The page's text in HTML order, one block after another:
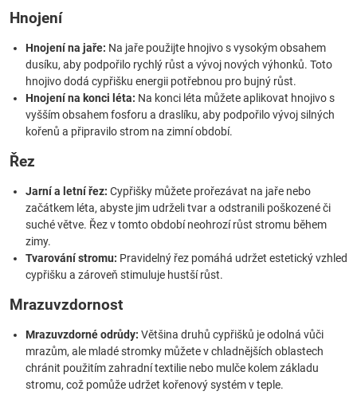
Hnojení
Hnojení na jaře: Na jaře použijte hnojivo s vysokým obsahem
dusíku, aby podpořilo rychlý růst a vývoj nových výhonků. Toto
hnojivo dodá cypřišku energii potřebnou pro bujný růst.
Hnojení na konci léta: Na konci léta můžete aplikovat hnojivo s
vyšším obsahem fosforu a draslíku, aby podpořilo vývoj silných
kořenů a připravilo strom na zimní období.
Řez
Jarní a letní řez: Cypřišky můžete prořezávat na jaře nebo
začátkem léta, abyste jim udrželi tvar a odstranili poškozené či
suché větve. Řez v tomto období neohrozí růst stromu během
zimy.
Tvarování stromu: Pravidelný řez pomáhá udržet estetický vzhled
cypřišku a zároveň stimuluje hustší růst.
Mrazuvzdornost
Mrazuvzdorné odrůdy: Většina druhů cypřišků je odolná vůči
mrazům, ale mladé stromky můžete v chladnějších oblastech
chránit použitím zahradní textilie nebo mulče kolem základu
stromu, což pomůže udržet kořenový systém v teple.